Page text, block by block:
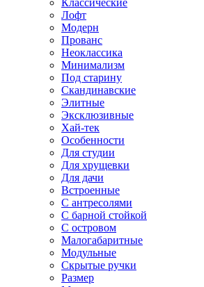
Классические
Лофт
Модерн
Прованс
Неоклассика
Минимализм
Под старину
Скандинавские
Элитные
Эксклюзивные
Хай-тек
Особенности
Для студии
Для хрущевки
Для дачи
Встроенные
С антресолями
С барной стойкой
С островом
Малогабаритные
Модульные
Скрытые ручки
Размер